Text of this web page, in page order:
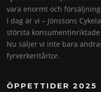
vara enormt och
I dag är vi – Jönssons
största
Nu säljer vi inte bara
fyrverkeritårtor.
ÖPPETTIDER 2025